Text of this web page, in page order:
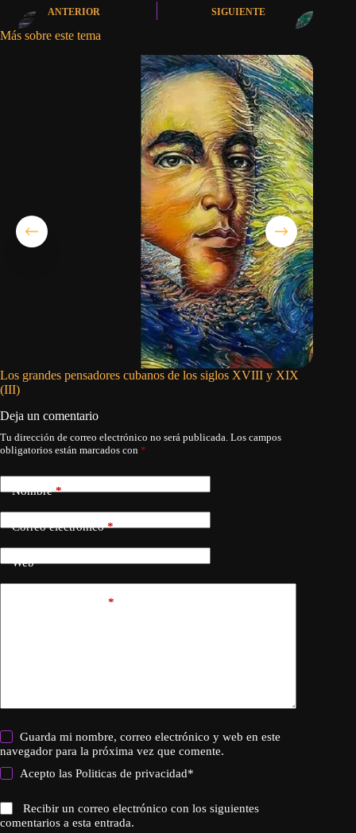
ANTERIOR SIGUIENTE
Más sobre este tema
Los grandes pensadores cubanos de los siglos XVIII y XIX
(III)
Deja un comentario
Tu dirección de correo electrónico no será publicada. Los campos
obligatorios están marcados con *
Nombre*
Correo electrónico*
Web
*
Guarda mi nombre, correo electrónico y web en este
navegador para la próxima vez que comente.
Acepto lasPoliticas de privacidad*
Recibir un correo electrónico con los siguientes
comentarios a esta entrada.